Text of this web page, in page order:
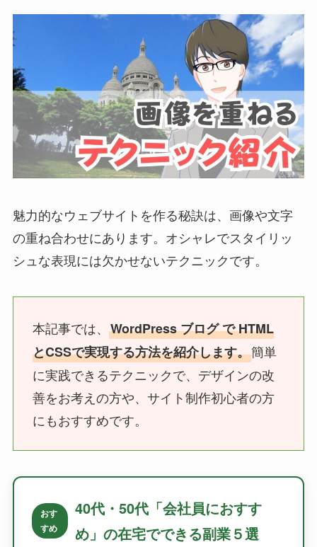
魅力的なウェブサイトを作る秘訣は、画像や文字
の重ね合わせにあります。 オシャレでスタイリッ
シュな表現には欠かせないテクニックです。
本記事では、 WordPress ブログ で HTML
とCSSで実現する方法を紹介します。簡単
に実践できるテクニックで、デザインの改
善をお考えの方や、サイト制作初心者の方
にもおすすめです。
おす
すめ
40代・50代「会社員におすす
め」の在宅でできる副業５選